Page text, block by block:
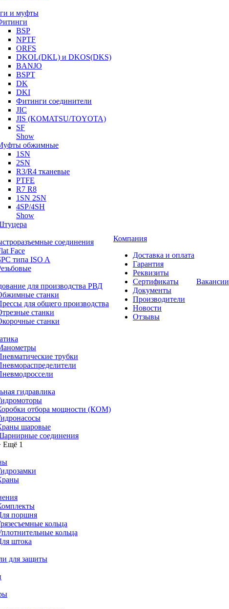
и муфты
BSP
NPTF
ORFS
DKOL(DKL) и DKOS(DKS)
BANJO
BSPT
DK
DKI
Фитинги соединители
JIC
JIS (KOMATSU/TOYOTA)
SF
Show
обжимные
1SN
2SN
R3/R4 тканевые
PTFE
R7 R8
1SN 2SN
4SP/4SH
Show
соединения
Face
типа ISO A
для производства РВД
станки
для общего производства
станки
станки
трубки
гидравлика
отбора мощности (КОМ)
шаровые
соединения
Ещё 1
поршня
кольца
кольца
штока
для защиты
Компания
Доставка и оплата
Гарантия
Реквизиты
Сертификаты
Документы
Производители
Новости
Отзывы
Вакансии